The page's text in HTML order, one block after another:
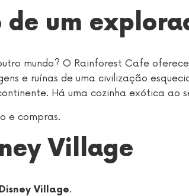
um
mundo? O Rainforest Cafe
e ruínas de uma civilização
Há uma cozinha exótica ao
e compras.
Village
Village.